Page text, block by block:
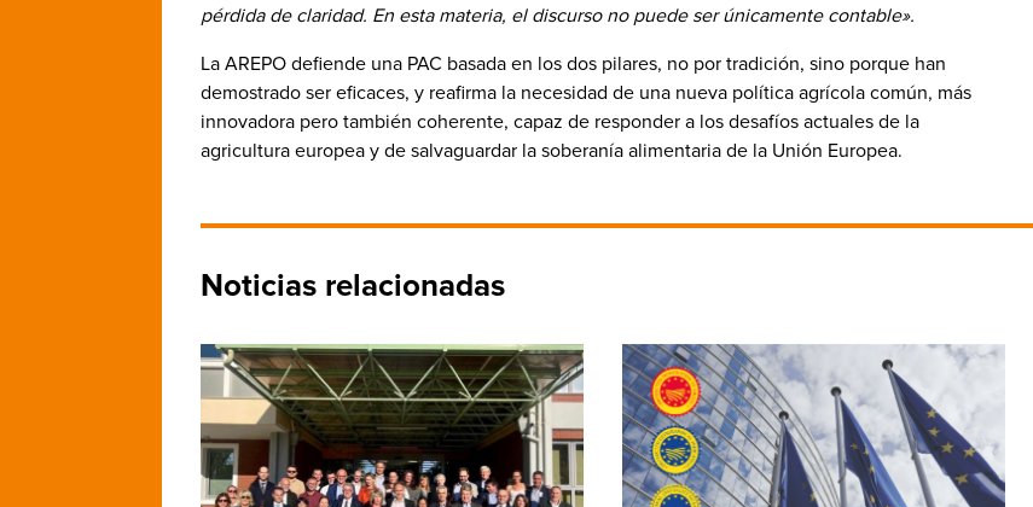
pérdida de claridad. En esta materia, el discurso no puede ser únicamente contable».
La AREPO defiende una PAC basada en los dos pilares, no por tradición, sino porque han
demostrado ser eficaces, y reafirma la necesidad de una nueva política agrícola común, más
innovadora pero también coherente, capaz de responder a los desafíos actuales de la
agricultura europea y de salvaguardar la soberanía alimentaria de la Unión Europea.
Noticias relacionadas